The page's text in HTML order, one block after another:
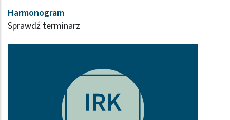
Harmonogram
Sprawdź terminarz